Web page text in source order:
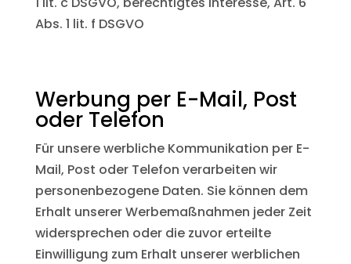
Abs. 1 lit. f DSGVO
Werbung per E-Mail, Post
oder Telefon
Für unsere werbliche Kommunikation per E-
Mail, Post oder Telefon verarbeiten wir
personenbezogene Daten. Sie können dem
Erhalt unserer Werbemaßnahmen jeder Zeit
widersprechen oder die zuvor erteilte
Einwilligung zum Erhalt unserer werblichen